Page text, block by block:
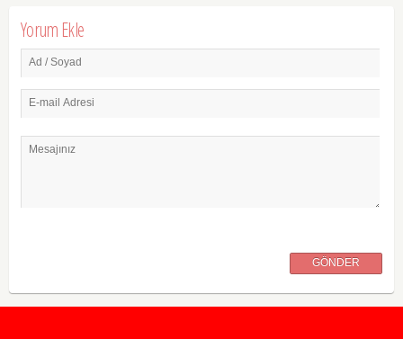
Yorum Ekle
Ad / Soyad
E-mail Adresi
Mesajınız
GÖNDER